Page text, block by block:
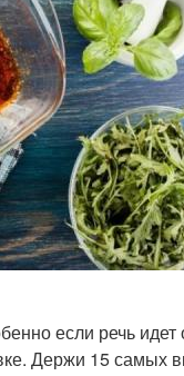
если речь
Держи 15 самых